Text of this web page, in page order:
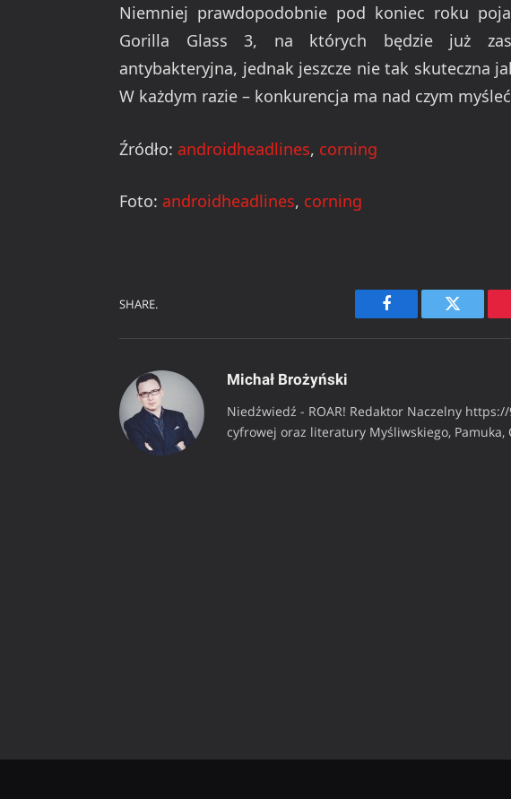
Niemniej prawdopodobnie pod koniec roku
Gorilla Glass 3, na których będzie już
antybakteryjna, jednak jeszcze nie tak skuteczna
W każdym razie – konkurencja ma nad czym
Źródło: androidheadlines, corning
Foto: androidheadlines, corning
SHARE.
Facebook Twitter
Michał Brożyński
Niedźwiedź - ROAR! Redaktor Naczelny
cyfrowej oraz literatury Myśliwskiego, Pamuka,